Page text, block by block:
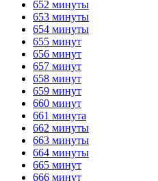
652 минуты
653 минуты
654 минуты
655 минут
656 минут
657 минут
658 минут
659 минут
660 минут
661 минута
662 минуты
663 минуты
664 минуты
665 минут
666 минут